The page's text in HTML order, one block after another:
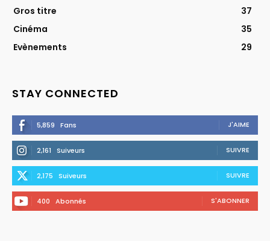
Gros titre
37
Cinéma
35
Evènements
29
STAY CONNECTED
5,859 Fans J'AIME
2,161 Suiveurs SUIVRE
2,175 Suiveurs SUIVRE
400 Abonnés S'ABONNER